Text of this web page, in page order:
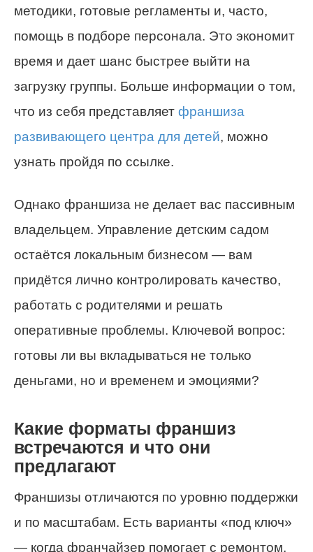
методики, готовые регламенты и, часто,
помощь в подборе персонала. Это экономит
время и дает шанс быстрее выйти на
загрузку группы. Больше информации о том,
что из себя представляет франшиза
развивающего центра для детей, можно
узнать пройдя по ссылке.
Однако франшиза не делает вас пассивным
владельцем. Управление детским садом
остаётся локальным бизнесом — вам
придётся лично контролировать качество,
работать с родителями и решать
оперативные проблемы. Ключевой вопрос:
готовы ли вы вкладываться не только
деньгами, но и временем и эмоциями?
Какие форматы франшиз
встречаются и что они
предлагают
Франшизы отличаются по уровню поддержки
и по масштабам. Есть варианты «под ключ»
— когда франчайзер помогает с ремонтом,